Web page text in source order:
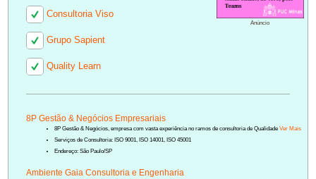
Anúncio
Consultoria Viso
Grupo Sapient
Quality Learn
8P Gestão & Negócios Empresariais
8P Gestão & Negócios, empresa com vasta experiência no ramos de consultoria de QualidadeVer Mais
Serviços de Consultoria: ISO 9001, ISO 14001, ISO 45001
Endereço: São Paulo/SP
Ambiente Gaia Consultoria e Engenharia